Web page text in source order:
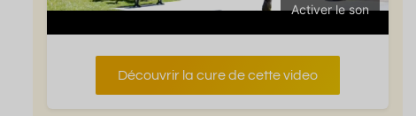
Activer le son
Découvrir la cure de cette video